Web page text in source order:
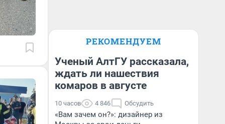
РЕКОМЕНДУЕМ
Ученый АлтГУ рассказала,
ждать ли нашествия
комаров в августе
10 часов 4 846 Обсудить
«Вам зачем он?»: дизайнер из